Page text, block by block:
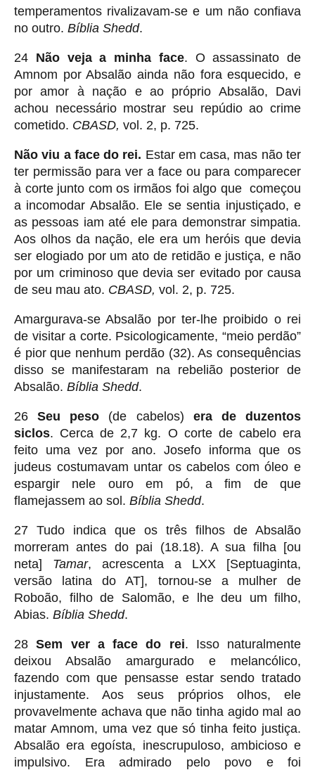
temperamentos rivalizavam-se e um não confiava
no outro. Bíblia Shedd.
24 Não veja a minha face. O assassinato de
Amnom por Absalão ainda não fora esquecido, e
por amor à nação e ao próprio Absalão, Davi
achou necessário mostrar seu repúdio ao crime
cometido. CBASD, vol. 2, p. 725.
Não viu a face do rei. Estar em casa, mas não ter
ter permissão para ver a face ou para comparecer
à corte junto com os irmãos foi algo que começou
a incomodar Absalão. Ele se sentia injustiçado, e
as pessoas iam até ele para demonstrar simpatia.
Aos olhos da nação, ele era um heróis que devia
ser elogiado por um ato de retidão e justiça, e não
por um criminoso que devia ser evitado por causa
de seu mau ato. CBASD, vol. 2, p. 725.
Amargurava-se Absalão por ter-lhe proibido o rei
de visitar a corte. Psicologicamente, “meio perdão”
é pior que nenhum perdão (32). As consequências
disso se manifestaram na rebelião posterior de
Absalão. Bíblia Shedd.
26Seu peso (de cabelos) era de duzentos
siclos. Cerca de 2,7 kg. O corte de cabelo era
feito uma vez por ano. Josefo informa que os
judeus costumavam untar os cabelos com óleo e
espargir nele ouro em pó, a fim de que
flamejassem ao sol. Bíblia Shedd.
27 Tudo indica que os três filhos de Absalão
morreram antes do pai (18.18). A sua filha [ou
neta] Tamar, acrescenta a LXX [Septuaginta,
versão latina do AT], tornou-se a mulher de
Roboão, filho de Salomão, e lhe deu um filho,
Abias. Bíblia Shedd.
28Sem ver a face do rei. Isso naturalmente
deixou Absalão amargurado e melancólico,
fazendo com que pensasse estar sendo tratado
injustamente. Aos seus próprios olhos, ele
provavelmente achava que não tinha agido mal ao
matar Amnom, uma vez que só tinha feito justiça.
Absalão era egoísta, inescrupuloso, ambicioso e
impulsivo. Era admirado pelo povo e foi